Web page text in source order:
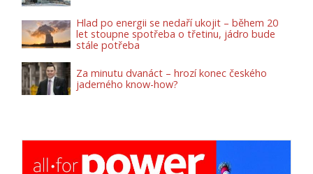
Hlad po energii se nedaří ukojit – během 20
let stoupne spotřeba o třetinu, jádro bude
stále potřeba
Za minutu dvanáct – hrozí konec českého
jaderného know-how?